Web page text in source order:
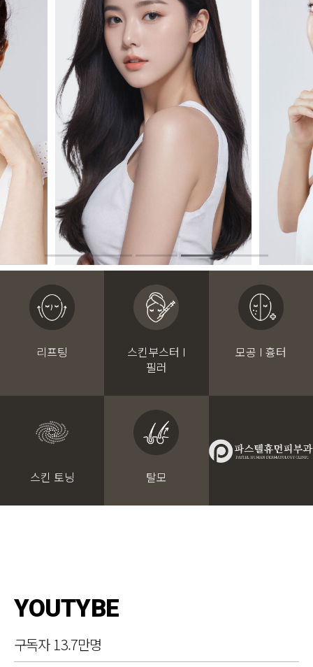
리프팅
스킨부스터 I
필러
모공 I 흉터
스킨 토닝 탈모
YOUTYBE
구독자 13.7만명